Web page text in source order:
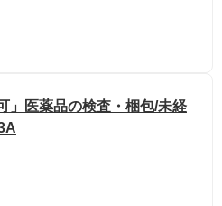
」医薬品の検査・梱包/未経